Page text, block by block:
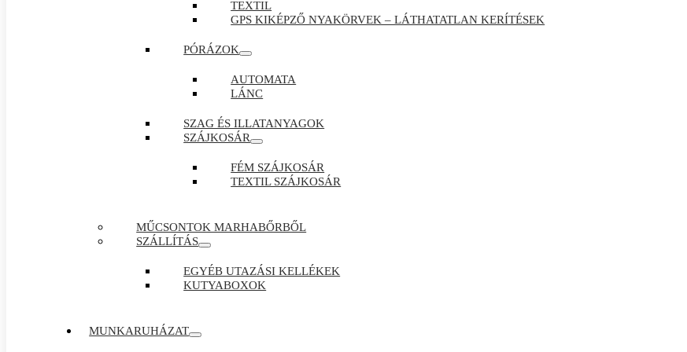
TEXTIL
GPS KIKÉPZŐ NYAKÖRVEK – LÁTHATATLAN KERÍTÉSEK
PÓRÁZOK
AUTOMATA
LÁNC
SZAG ÉS ILLATANYAGOK
SZÁJKOSÁR
FÉM SZÁJKOSÁR
TEXTIL SZÁJKOSÁR
MŰCSONTOK MARHABŐRBŐL
SZÁLLÍTÁS
EGYÉB UTAZÁSI KELLÉKEK
KUTYABOXOK
MUNKARUHÁZAT